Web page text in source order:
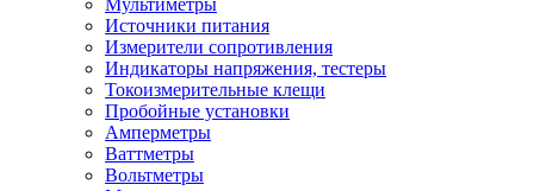
Мультиметры
Источники питания
Измерители сопротивления
Индикаторы напряжения, тестеры
Токоизмерительные клещи
Пробойные установки
Амперметры
Ваттметры
Вольтметры